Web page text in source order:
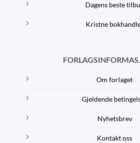
Dagens beste
Kristne
Om forlaget
Gjeldende
Nyhetsbrev
Kontakt oss